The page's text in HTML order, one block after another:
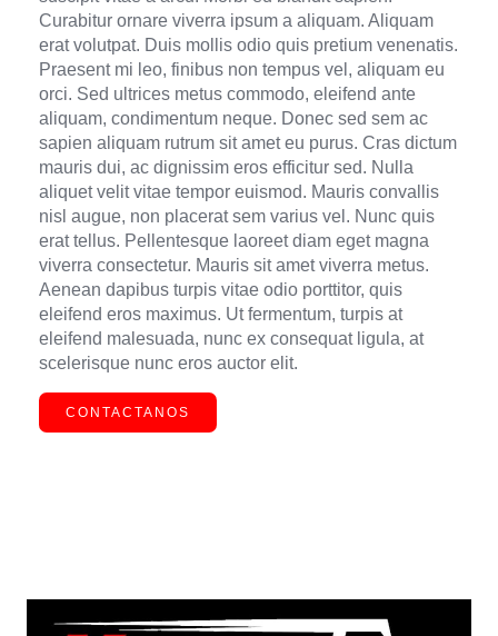
Curabitur ornare viverra ipsum a aliquam. Aliquam
erat volutpat. Duis mollis odio quis pretium venenatis.
Praesent mi leo, finibus non tempus vel, aliquam eu
orci. Sed ultrices metus commodo, eleifend ante
aliquam, condimentum neque. Donec sed sem ac
sapien aliquam rutrum sit amet eu purus. Cras dictum
mauris dui, ac dignissim eros efficitur sed. Nulla
aliquet velit vitae tempor euismod. Mauris convallis
nisl augue, non placerat sem varius vel. Nunc quis
erat tellus. Pellentesque laoreet diam eget magna
viverra consectetur. Mauris sit amet viverra metus.
Aenean dapibus turpis vitae odio porttitor, quis
eleifend eros maximus. Ut fermentum, turpis at
eleifend malesuada, nunc ex consequat ligula, at
scelerisque nunc eros auctor elit.
CONTACTANOS